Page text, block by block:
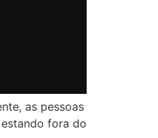
as pessoas
fora do